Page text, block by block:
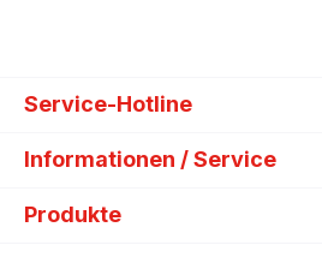
Service-Hotline
Informationen / Service
Produkte